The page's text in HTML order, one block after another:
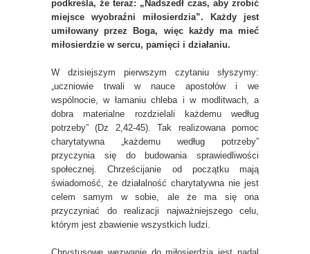
podkreśla, że teraz: „Nadszedł czas, aby zrobić
miejsce wyobraźni miłosierdzia”. Każdy jest
umiłowany przez Boga, więc każdy ma mieć
miłosierdzie w sercu, pamięci i działaniu.
W dzisiejszym pierwszym czytaniu słyszymy:
„uczniowie trwali w nauce apostołów i we
wspólnocie, w łamaniu chleba i w modlitwach, a
dobra materialne rozdzielali każdemu według
potrzeby” (Dz 2,42-45). Tak realizowana pomoc
charytatywna „każdemu według potrzeby”
przyczynia się do budowania sprawiedliwości
społecznej. Chrześcijanie od początku mają
świadomość, że działalność charytatywna nie jest
celem samym w sobie, ale że ma się ona
przyczyniać do realizacji najważniejszego celu,
którym jest zbawienie wszystkich ludzi.